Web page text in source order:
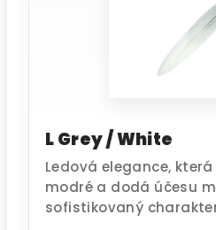
L Grey / White
Ledová elegance,
modré a dodá účesu
sofistikovaný